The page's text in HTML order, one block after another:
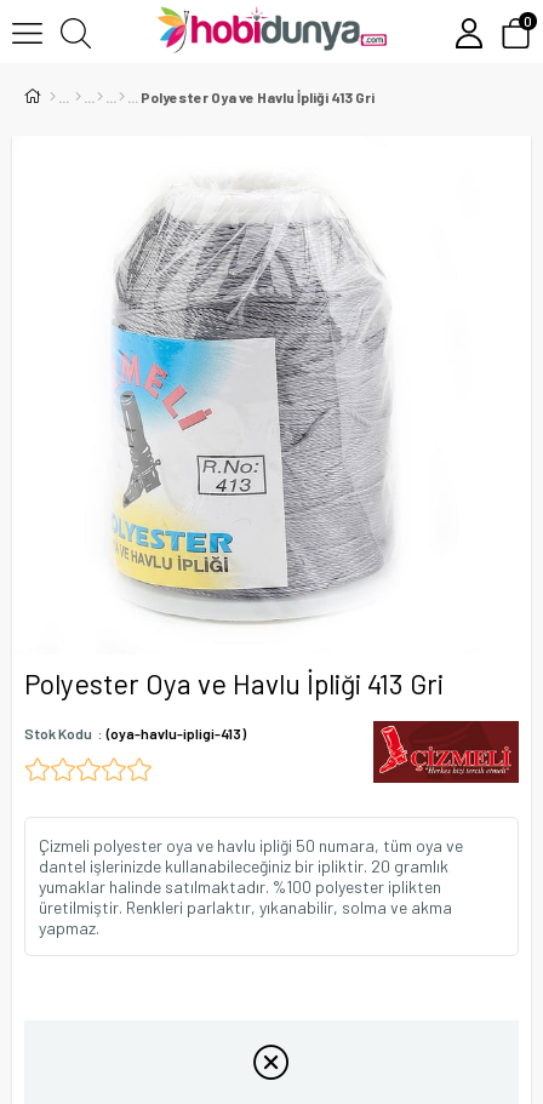
0
Polyester Oya ve Havlu İpliği 413 Gri
Polyester Oya ve Havlu İpliği 413 Gri
Stok Kodu (oya-havlu-ipligi-413)
Çizmeli polyester oya ve havlu ipliği 50 numara, tüm oya ve
dantel işlerinizde kullanabileceğiniz bir ipliktir. 20 gramlık
yumaklar halinde satılmaktadır. %100 polyester iplikten
üretilmiştir. Renkleri parlaktır, yıkanabilir, solma ve akma
yapmaz.